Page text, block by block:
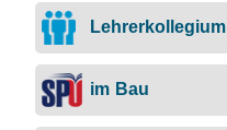
Lehrerkollegium
im Bau